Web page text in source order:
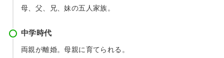
母、父、兄、妹の五人家族。
中学時代
両親が離婚。母親に育てられる。